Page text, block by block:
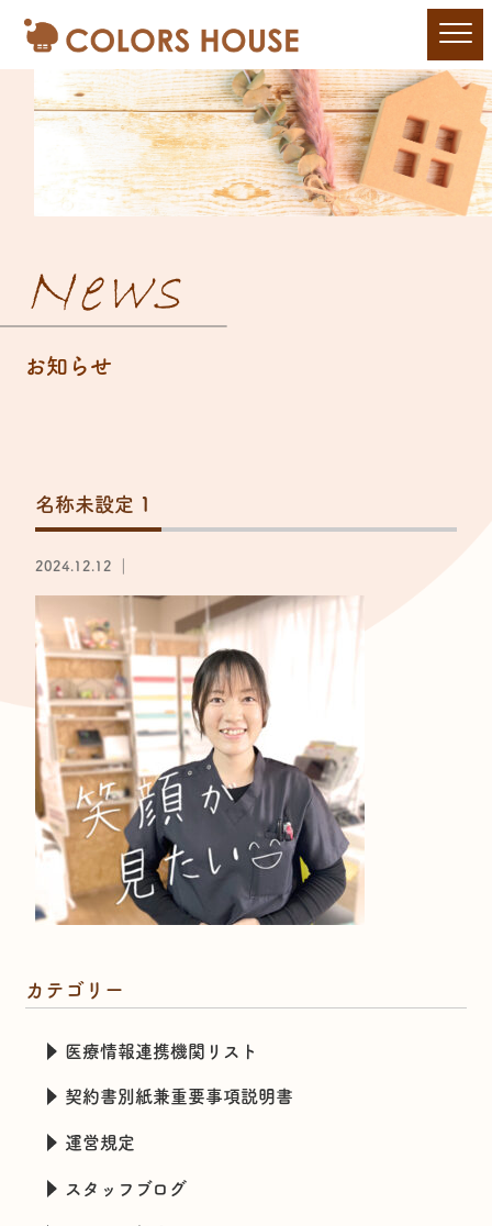
News
お知らせ
名称未設定 1
2024.12.12 ｜
カテゴリー
医療情報連携機関リスト
契約書別紙兼重要事項説明書
運営規定
スタッフブログ